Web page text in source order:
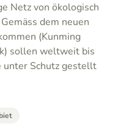
Netz von ökologisch
dem neuen
(Kunming
sollen weltweit bis
unter Schutz gestellt